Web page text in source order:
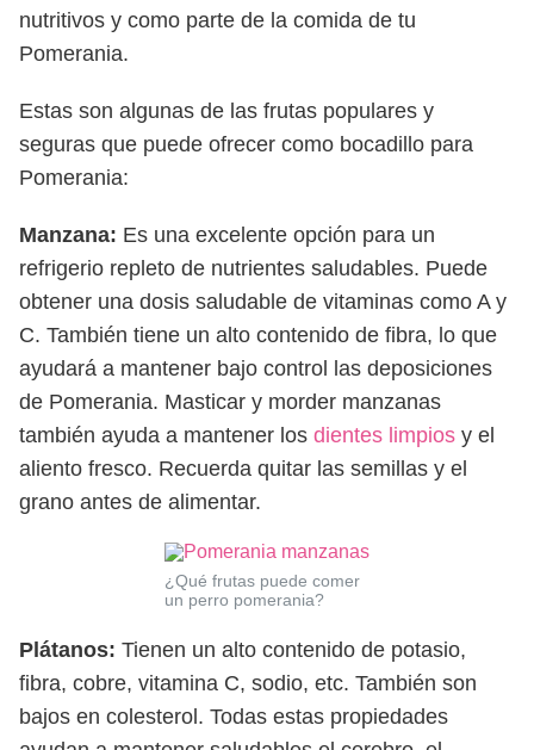
nutritivos y como parte de la comida de tu
Pomerania.
Estas son algunas de las frutas populares y
seguras que puede ofrecer como bocadillo para
Pomerania:
Manzana: Es una excelente opción para un
refrigerio repleto de nutrientes saludables. Puede
obtener una dosis saludable de vitaminas como A y
C. También tiene un alto contenido de fibra, lo que
ayudará a mantener bajo control las deposiciones
de Pomerania. Masticar y morder manzanas
también ayuda a mantener los dientes limpios y el
aliento fresco. Recuerda quitar las semillas y el
grano antes de alimentar.
¿Qué frutas puede comer
un perro pomerania?
Plátanos: Tienen un alto contenido de potasio,
fibra, cobre, vitamina C, sodio, etc. También son
bajos en colesterol. Todas estas propiedades